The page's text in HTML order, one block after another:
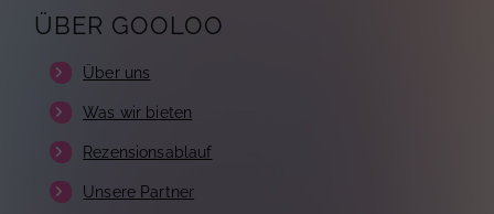
ÜBER GOOLOO
Über uns
Was wir bieten
Rezensionsablauf
Unsere Partner